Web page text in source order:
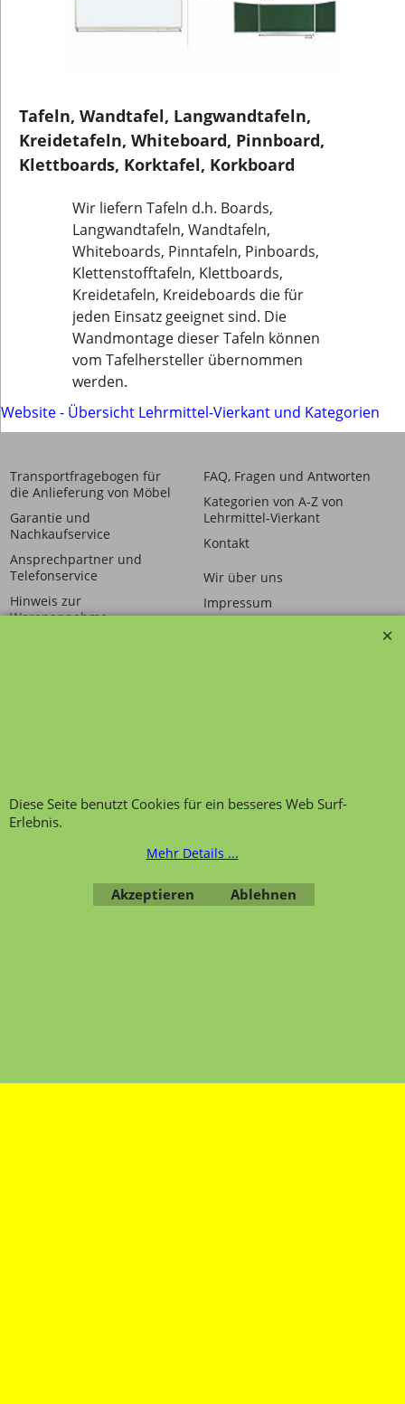
Tafeln, Wandtafel, Langwandtafeln,
Kreidetafeln, Whiteboard, Pinnboard,
Klettboards, Korktafel, Korkboard
Wir liefern Tafeln d.h. Boards,
Langwandtafeln, Wandtafeln,
Whiteboards, Pinntafeln, Pinboards,
Klettenstofftafeln, Klettboards,
Kreidetafeln, Kreideboards die für
jeden Einsatz geeignet sind. Die
Wandmontage dieser Tafeln können
vom Tafelhersteller übernommen
werden.
Website - Übersicht Lehrmittel-Vierkant und Kategorien
Transportfragebogen für
die Anlieferung von Möbel
Garantie und
Nachkaufservice
Ansprechpartner und
Telefonservice
Hinweis zur
Warenannahme
FAQ, Fragen und Antworten
Kategorien von A-Z von
Lehrmittel-Vierkant
Kontakt
Wir über uns
Impressum
Übersicht Kategorien,Kontaktformular, Impressum
Diese Seite benutzt Cookies für ein besseres Web Surf-
Erlebnis.
Mehr Details ...
Akzeptieren Ablehnen